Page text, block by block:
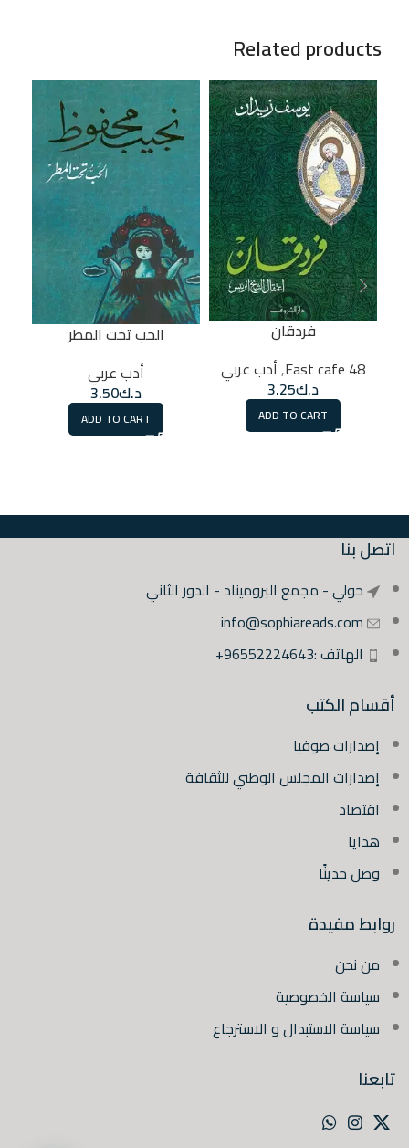
Related products
فردقان
48 East cafe
,أدب عربي
د.ك3.25
ADD TO CART
الحب تحت المطر
أدب عربي
د.ك3.50
ADD TO CART
اتصل بنا
حولي - مجمع البروميناد - الدور الثاني
info@sophiareads.com
الهاتف :96552224643+
أقسام الكتب
إصدارات صوفيا
إصدارات المجلس الوطني للثقافة
اقتصاد
هدايا
وصل حديثًا
روابط مفيدة
من نحن
سياسة الخصوصية
سياسة الاستبدال و الاسترجاع
تابعنا